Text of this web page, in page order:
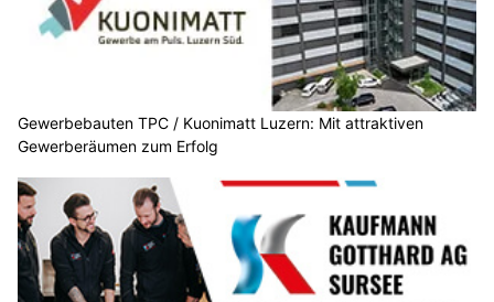
Gewerbebauten TPC / Kuonimatt Luzern: Mit attraktiven
Gewerberäumen zum Erfolg